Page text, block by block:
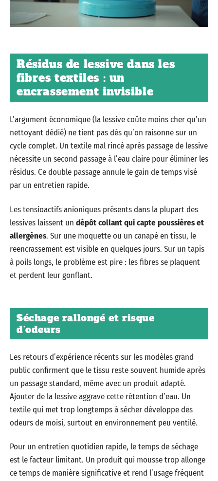
Résidus de lessive dans les
fibres textiles : un
encrassement invisible
L’argument économique (la lessive coûte moins cher qu’un
nettoyant dédié) ne tient pas dès qu’on raisonne sur un
cycle complet. Un textile mal rincé après passage de lessive
nécessite un second passage à l’eau claire pour éliminer les
résidus. Ce double passage annule le gain de temps visé
par un entretien rapide.
Les tensioactifs anioniques présents dans la plupart des
lessives laissent un dépôt collant qui capte poussières et
allergènes. Sur une moquette ou un canapé en tissu, le
reencrassement est visible en quelques jours. Sur un tapis
à poils longs, le problème est pire : les fibres se plaquent
et perdent leur gonflant.
Séchage rallongé et risque
d’odeurs
Les retours d’expérience récents sur les modèles grand
public confirment que le tissu reste souvent humide après
un passage standard, même avec un produit adapté.
Ajouter de la lessive aggrave cette rétention d’eau. Un
textile qui met trop longtemps à sécher développe des
odeurs de moisi, surtout en environnement peu ventilé.
Pour un entretien quotidien rapide, le temps de séchage
est le facteur limitant. Un produit qui mousse trop allonge
ce temps de manière significative et rend l’usage fréquent